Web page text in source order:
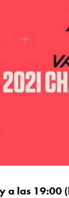
a las